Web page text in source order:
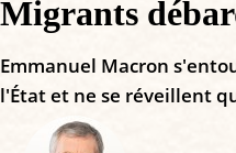
Migrants
Emmanuel Macron
l'État et ne se réveillent